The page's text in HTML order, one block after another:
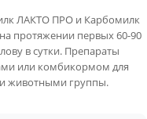
ЛАКТО ПРО и Карбомилк
протяжении первых 60-90
в сутки. Препараты
или комбикормом для
животными группы.